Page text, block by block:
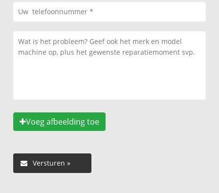
Voeg afbeelding toe